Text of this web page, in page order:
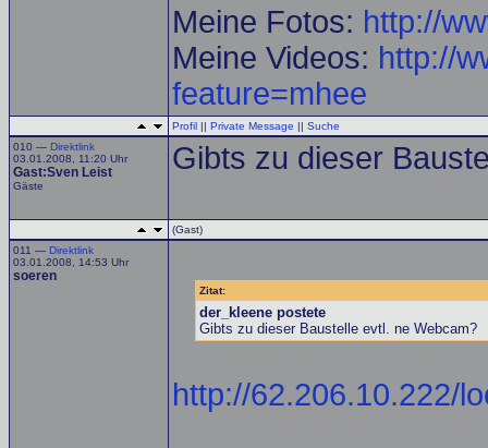
Meine Fotos: http://
Meine Videos: http://
feature=mhee
Profil || Private Message || Suche
010 — Direktlink
03.01.2008, 11:20 Uhr
Gast:Sven Leist
Gäste
Gibts zu dieser
(Gast)
011 — Direktlink
03.01.2008, 14:53 Uhr
soeren
Zitat:
der_kleene postete
Gibts zu dieser Baustelle evtl. ne Webcam?
http://62.206.10.222/